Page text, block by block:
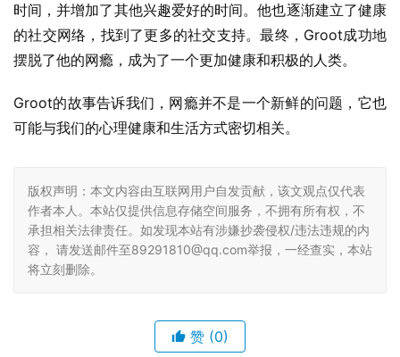
时间，并增加了其他兴趣爱好的时间。他也逐渐建立了健康
的社交网络，找到了更多的社交支持。最终，Groot成功地
摆脱了他的网瘾，成为了一个更加健康和积极的人类。
Groot的故事告诉我们，网瘾并不是一个新鲜的问题，它也
可能与我们的心理健康和生活方式密切相关。
版权声明：本文内容由互联网用户自发贡献，该文观点仅代表
作者本人。本站仅提供信息存储空间服务，不拥有所有权，不
承担相关法律责任。如发现本站有涉嫌抄袭侵权/违法违规的内
容， 请发送邮件至89291810@qq.com举报，一经查实，本站
将立刻删除。
赞 (0)